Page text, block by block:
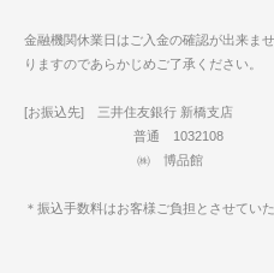
金融機関休業日はご入金の確認が出来ま
りますのであらかじめご了承ください。
[お振込先] 三井住友銀行 新橋支店
普通 1032108
㈱ 博品館
＊振込手数料はお客様ご負担とさせてい